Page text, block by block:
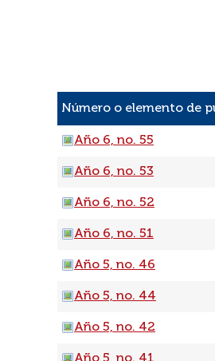
Número o elemento de
Año 6, no. 55
Año 6, no. 53
Año 6, no. 52
Año 6, no. 51
Año 5, no. 46
Año 5, no. 44
Año 5, no. 42